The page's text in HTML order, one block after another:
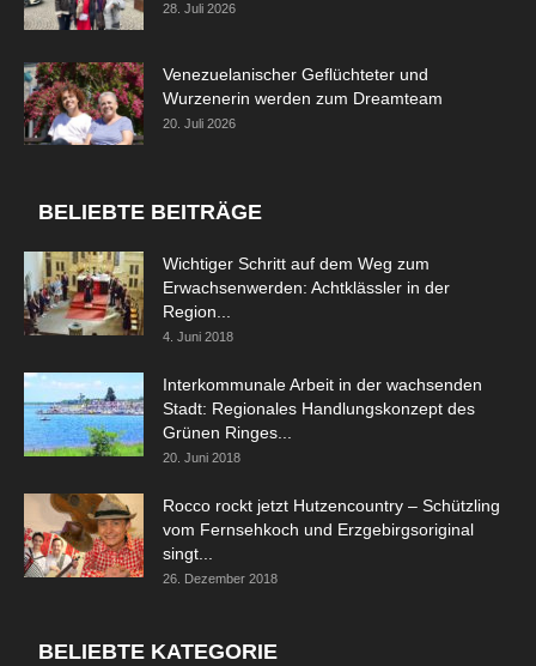
28. Juli 2026
Venezuelanischer Geflüchteter und
Wurzenerin werden zum Dreamteam
20. Juli 2026
BELIEBTE BEITRÄGE
Wichtiger Schritt auf dem Weg zum
Erwachsenwerden: Achtklässler in der
Region...
4. Juni 2018
Interkommunale Arbeit in der wachsenden
Stadt: Regionales Handlungskonzept des
Grünen Ringes...
20. Juni 2018
Rocco rockt jetzt Hutzencountry – Schützling
vom Fernsehkoch und Erzgebirgsoriginal
singt...
26. Dezember 2018
BELIEBTE KATEGORIE